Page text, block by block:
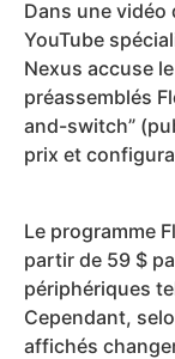
Dans une vidéo
YouTube
Nexus accuse
préassemblés
and-switch”
prix et
Le programme
partir de 59 $
périphériques
Cependant,
affichés